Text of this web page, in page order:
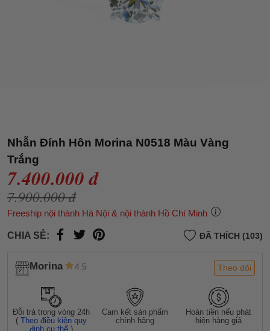
Nhẫn Đính Hôn Morina N0518 Màu Vàng
Trắng
7.400.000 đ
7.900.000 đ
Freeship nội thành Hà Nội & nội thành Hồ Chí Minh
CHIA SẺ: ĐÃ THÍCH (103)
Morina 4.5 Theo dõi
Đỗi trả trong vòng 24h
(Theo điều kiện quy
định cụ thể )
Cam kết sản phẩm
chính hãng
Hoàn tiền nếu phát
hiện hàng giả